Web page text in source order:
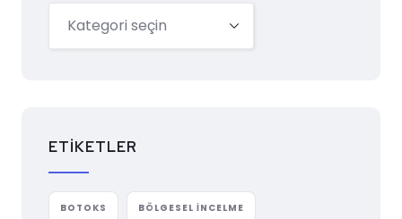
ETIKETLER
BOTOKS BÖLGESEL INCELME